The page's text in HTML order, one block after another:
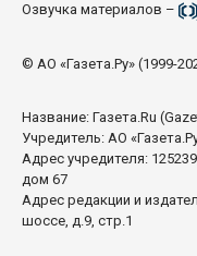
Озвучка материалов –
© АО «Газета.Ру» (1999-
Название: Газета.Ru
Учредитель: АО
Адрес учредителя:
дом 67
Адрес редакции и
шоссе, д.9, стр.1